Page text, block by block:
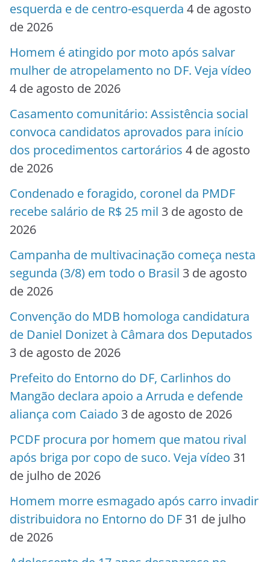
esquerda e de centro-esquerda 4 de agosto
de 2026
Homem é atingido por moto após salvar
mulher de atropelamento no DF. Veja vídeo
4 de agosto de 2026
Casamento comunitário: Assistência social
convoca candidatos aprovados para início
dos procedimentos cartorários 4 de agosto
de 2026
Condenado e foragido, coronel da PMDF
recebe salário de R$ 25 mil 3 de agosto de
2026
Campanha de multivacinação começa nesta
segunda (3/8) em todo o Brasil 3 de agosto
de 2026
Convenção do MDB homologa candidatura
de Daniel Donizet à Câmara dos Deputados
3 de agosto de 2026
Prefeito do Entorno do DF, Carlinhos do
Mangão declara apoio a Arruda e defende
aliança com Caiado 3 de agosto de 2026
PCDF procura por homem que matou rival
após briga por copo de suco. Veja vídeo 31
de julho de 2026
Homem morre esmagado após carro invadir
distribuidora no Entorno do DF 31 de julho
de 2026